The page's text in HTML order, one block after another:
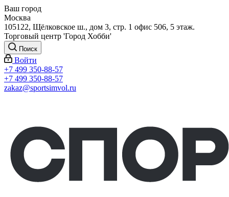
Ваш город
Москва
105122, Щёлковское ш., дом 3, стр. 1 офис 506, 5 этаж.
Торговый центр 'Город Хобби'
Поиск
Войти
+7 499 350-88-57
+7 499 350-88-57
zakaz@sportsimvol.ru